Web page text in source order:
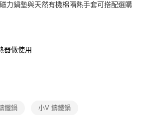
力鍋墊與天然有機棉隔熱手套可搭配選購
器做使用
鐵鍋 小V 鑄鐵鍋